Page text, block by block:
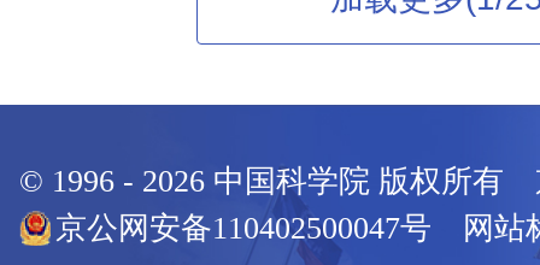
© 1996 - 2026 中国科学院 版权所有
京公网安备110402500047号 网站